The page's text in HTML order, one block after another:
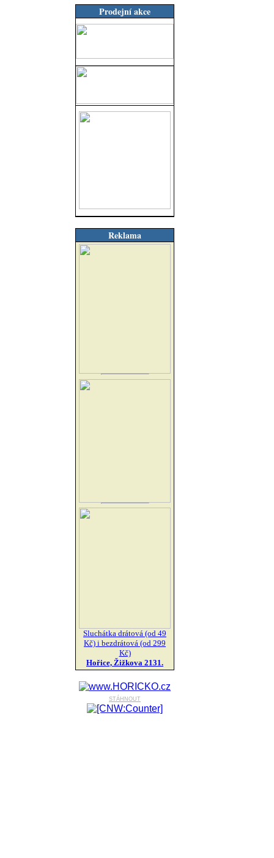
Prodejní akce
Reklama
Sluchátka drátová (od 49
Kč) i bezdrátová (od 299
Kč)
Hořice, Žižkova 2131.
stáhnout